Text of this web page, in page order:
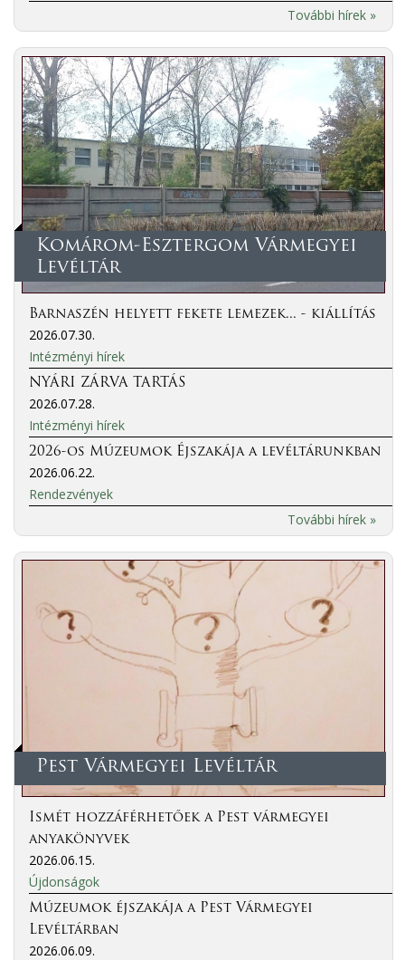
További hírek »
Komárom-Esztergom Vármegyei
Levéltár
Barnaszén helyett fekete lemezek... - kiállítás
2026.07.30.
Intézményi hírek
NYÁRI ZÁRVA TARTÁS
2026.07.28.
Intézményi hírek
2026-os Múzeumok Éjszakája a levéltárunkban
2026.06.22.
Rendezvények
További hírek »
Pest Vármegyei Levéltár
Ismét hozzáférhetőek a Pest vármegyei
anyakönyvek
2026.06.15.
Újdonságok
Múzeumok éjszakája a Pest Vármegyei
Levéltárban
2026.06.09.